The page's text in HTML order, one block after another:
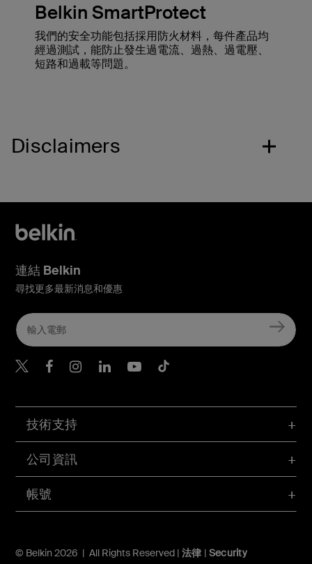
Belkin SmartProtect
我們的安全功能包括採用防火材料，每件產品均
經過測試，能防止發生過電流、過熱、過電壓、
短路和過載等問題。
Disclaimers
帳號
技術支持
公司資訊
© Belkin 2026 | All Rights Reserved | 法律 | Security
連結 Belkin
尋找更多最新消息和優惠
Belkin Twitter
Belkin Hong Kong
Belkin Instagram
Belkin Hong Kong
Belkin Youtube
Belkin TikTok